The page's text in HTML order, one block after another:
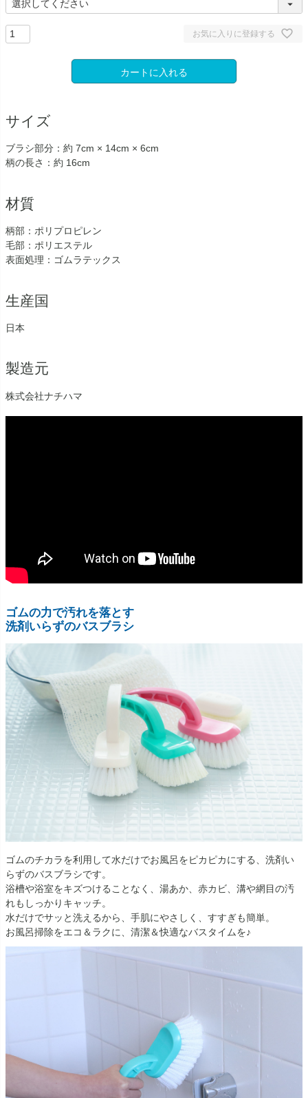
お気に入りに登録する
カートに入れる
サイズ
ブラシ部分：約 7cm × 14cm × 6cm
柄の長さ：約 16cm
材質
柄部：ポリプロピレン
毛部：ポリエステル
表面処理：ゴムラテックス
生産国
日本
製造元
株式会社ナチハマ
ゴムの力で汚れを落とす
洗剤いらずのバスブラシ
ゴムのチカラを利用して水だけでお風呂をピカピカにする、洗剤い
らずのバスブラシです。
浴槽や浴室をキズつけることなく、湯あか、赤カビ、溝や網目の汚
れもしっかりキャッチ。
水だけでサッと洗えるから、手肌にやさしく、すすぎも簡単。
お風呂掃除をエコ＆ラクに、清潔＆快適なバスタイムを♪